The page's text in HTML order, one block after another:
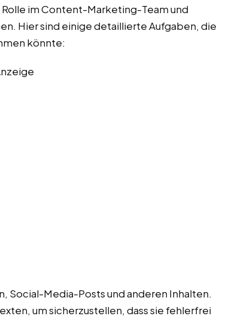
im Content-Marketing-Team und
Hier sind einige detaillierte Aufgaben, die
könnte:
Social-Media-Posts und anderen Inhalten.
um sicherzustellen, dass sie fehlerfrei